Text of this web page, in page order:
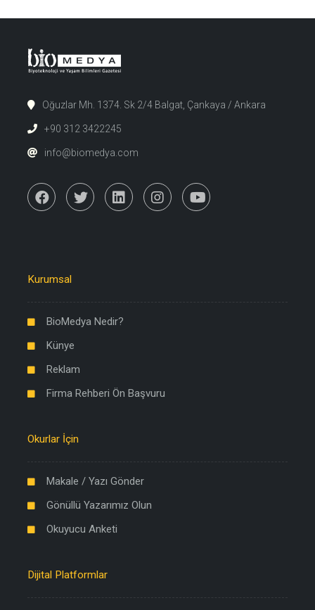
Oğuzlar Mh. 1374. Sk 2/4 Balgat, Çankaya / Ankara
+90 312 3422245
info@biomedya.com
Kurumsal
BioMedya Nedir?
Künye
Reklam
Firma Rehberi Ön Başvuru
Okurlar İçin
Makale / Yazı Gönder
Gönüllü Yazarımız Olun
Okuyucu Anketi
Dijital Platformlar